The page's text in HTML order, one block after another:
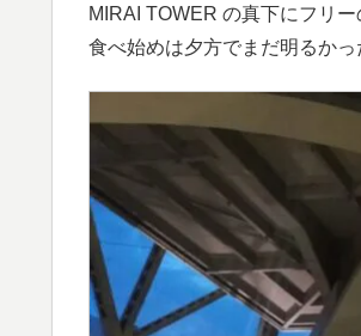
MIRAI TOWER の真下にフリ
食べ始めは夕方でまだ明るか